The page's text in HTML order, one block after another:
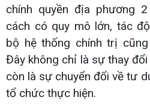
chính quyền địa phương
cách có quy mô lớn, tác
bộ hệ thống chính trị
Đây không chỉ là sự thay
còn là sự chuyển đổi về tư
tổ chức thực hiện.